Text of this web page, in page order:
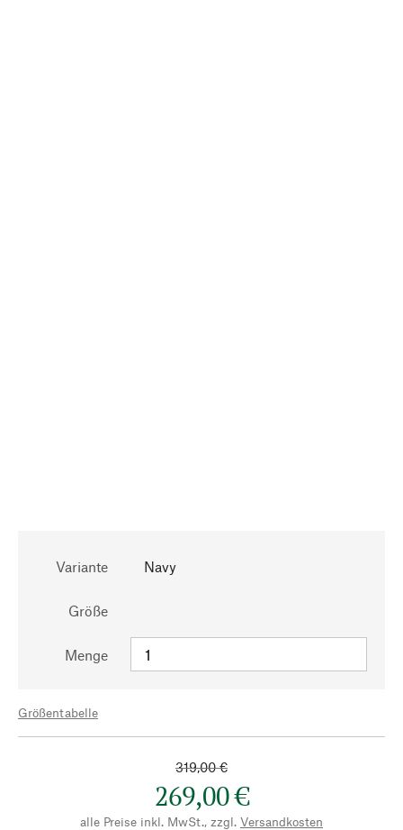
Variante Navy
Größe
Menge
Größentabelle
319,00 €
269,00 €
alle Preise inkl. MwSt., zzgl. Versandkosten